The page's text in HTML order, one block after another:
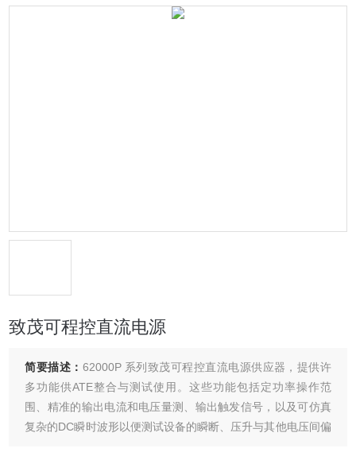
致茂可程控直流电源
简要描述： 62000P 系列致茂可程控直流电源供应器，提供许
多功能供ATE整合与测试使用。这些功能包括定功率操作范
围、精准的输出电流和电压量测、输出触发信号，以及可仿真
复杂的DC瞬时波形以便测试设备的瞬断、压升与其他电压间偏